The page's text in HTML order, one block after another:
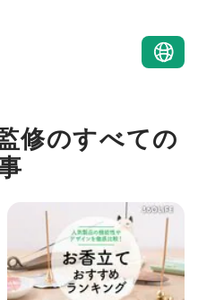
修のすべての